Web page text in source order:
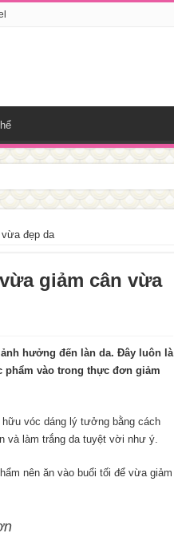
đẹp da
giảm cân vừa
hưởng đến làn da. Đây luôn là
phẩm vào trong thực đơn giảm
vóc dáng lý tưởng bằng cách
và làm trắng da tuyệt vời như ý.
nên ăn vào buổi tối để vừa giảm